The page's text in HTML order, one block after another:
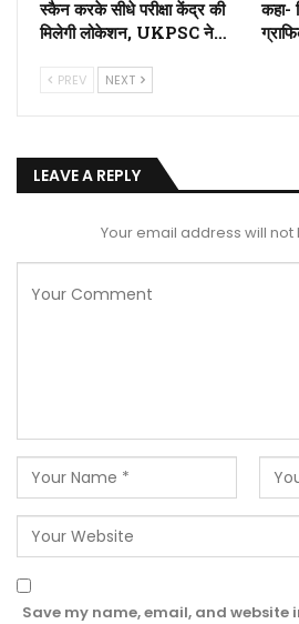
स्कैन करके सीधे परीक्षा केंद्र की
मिलेगी लोकेशन, UKPSC ने…
कहा-
PREV NEXT
LEAVE A REPLY
Your email address will
Save my name, email, and website